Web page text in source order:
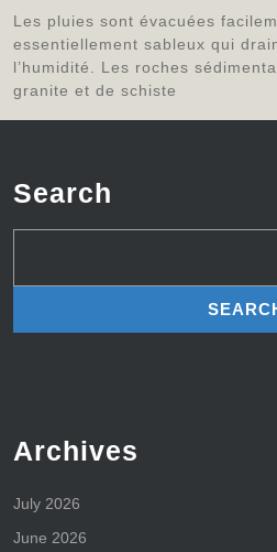
Les pluies sont évacuées
essentiellement sableux qui
l’humidité. Les roches
granite et de schiste
Search
Archives
July 2026
June 2026